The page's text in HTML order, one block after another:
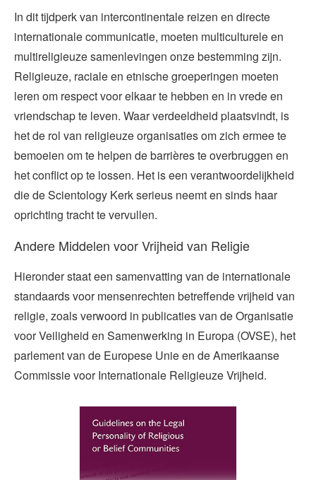
In dit tijdperk van intercontinentale reizen en directe
internationale communicatie, moeten multiculturele en
multireligieuze samenlevingen onze bestemming zijn.
Religieuze, raciale en etnische groeperingen moeten
leren om respect voor elkaar te hebben en in vrede en
vriendschap te leven. Waar verdeeldheid plaatsvindt, is
het de rol van religieuze organisaties om zich ermee te
bemoeien om te helpen de barrières te overbruggen en
het conflict op te lossen. Het is een verantwoordelijkheid
die de Scientology Kerk serieus neemt en sinds haar
oprichting tracht te vervullen.
Andere Middelen voor Vrijheid van Religie
Hieronder staat een samenvatting van de internationale
standaards voor mensenrechten betreffende vrijheid van
religie, zoals verwoord in publicaties van de Organisatie
voor Veiligheid en Samenwerking in Europa (OVSE), het
parlement van de Europese Unie en de Amerikaanse
Commissie voor Internationale Religieuze Vrijheid.